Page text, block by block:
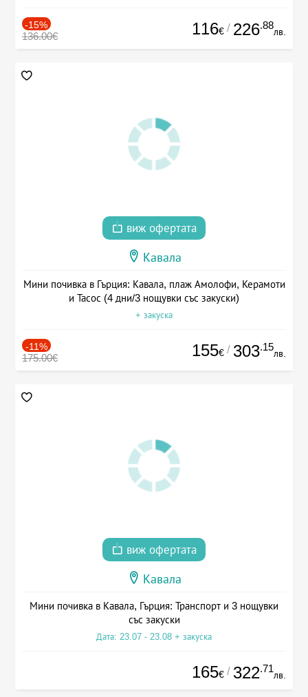
-15%
136.00€ 116€ / 226.88
лв.
виж офертата
Кавала
Мини почивка в Гърция: Кавала, плаж Амолофи, Керамоти
и Тасос (4 дни/3 нощувки със закуски)
+ закуска
-11%
175.00€ 155€ / 303.15
лв.
виж офертата
Кавала
Мини почивка в Кавала, Гърция: Транспорт и 3 нощувки
със закуски
Дата: 23.07 - 23.08 + закуска
165€ / 322.71
лв.